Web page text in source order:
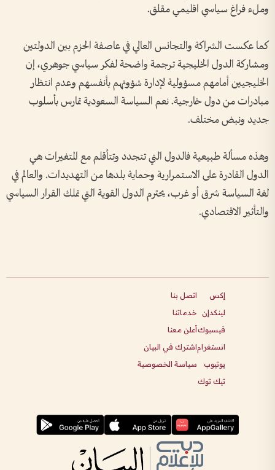
وملء فراغ سياسي اقليمي مقلق.
كما عكست الشراكة والتجانس العالي في عاصفة الحزم بين الدولتين
ومشاركة الدول الخليجية ترجمة واضحة لفكر سياسي جوهري، إن
الخليجيين أمامهم مسؤولية لإدارة شؤونهم بأنفسهم وعدم انتظار
مبادرات من دول خارجية. نعم السياسة السعودية تمارس بأسلوب
جديد ونبض مختلف.
وهذه مسألة طبيعية فالدول التي تتجدد وتتأقلم مع المتغيرات هي
الدول القادرة على الاستمرارية وحماية بلدها من التهديدات. والعالم في
لغة السياسة شرق أو غرب، يحترم الدول القوية التي تملك القرار السياسي
والتأثير الاقتصادي.
إكس
لينكدإن
فيسبوك
انستغرام
يوتيوب
تيك توك
اتصل بنا
خدماتنا
أعلن معنا
اشترك في البيان
سياسة الخصوصية